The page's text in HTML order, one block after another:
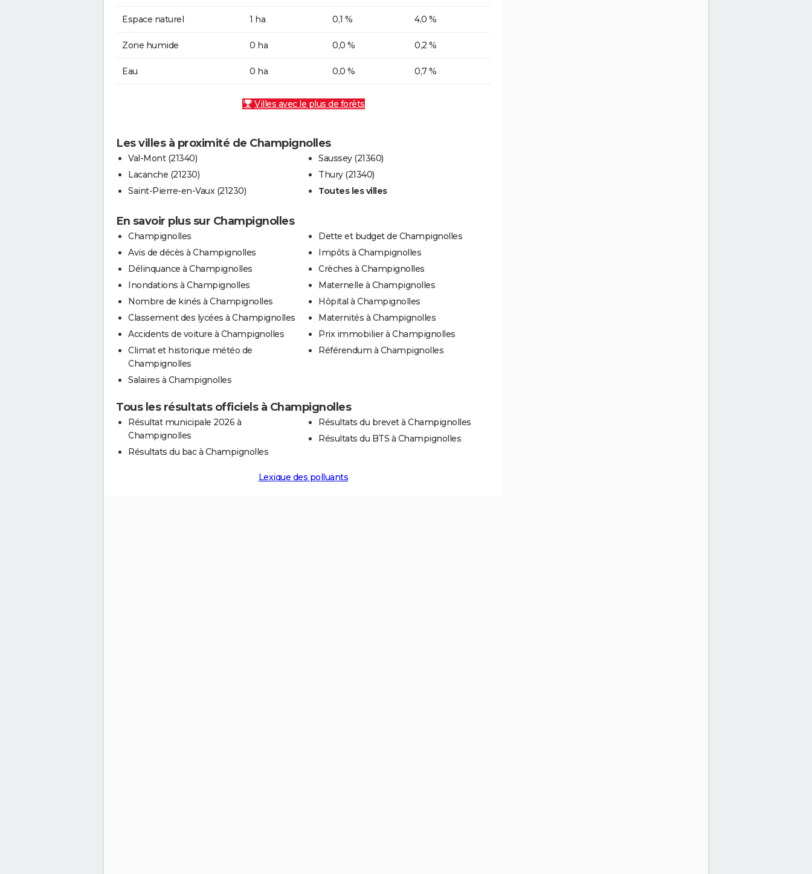
Espace naturel 1 ha 0,1 % 4,0 %
Zone humide 0 ha 0,0 % 0,2 %
Eau 0 ha 0,0 % 0,7 %
Villes avec le plus de forêts
Les villes à proximité de Champignolles
Val-Mont (21340)
Lacanche (21230)
Saint-Pierre-en-Vaux (21230)
Saussey (21360)
Thury (21340)
Toutes les villes
En savoir plus sur Champignolles
Champignolles
Avis de décès à Champignolles
Délinquance à Champignolles
Inondations à Champignolles
Nombre de kinés à Champignolles
Classement des lycées à Champignolles
Accidents de voiture à Champignolles
Climat et historique météo de
Champignolles
Salaires à Champignolles
Dette et budget de Champignolles
Impôts à Champignolles
Crèches à Champignolles
Maternelle à Champignolles
Hôpital à Champignolles
Maternités à Champignolles
Prix immobilier à Champignolles
Référendum à Champignolles
Tous les résultats officiels à Champignolles
Résultat municipale 2026 à
Champignolles
Résultats du bac à Champignolles
Résultats du brevet à Champignolles
Résultats du BTS à Champignolles
Lexique des polluants